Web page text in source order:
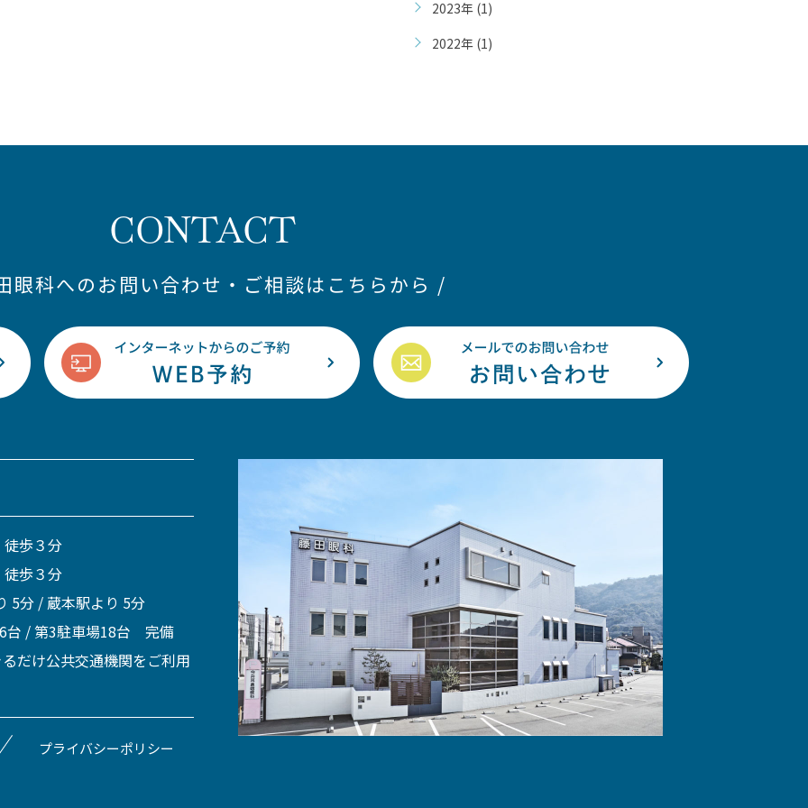
2023年 (1)
2022年 (1)
CONTACT
眼科へのお問い合わせ・ご相談はこちらから /
歩３分
歩３分
5分 / 蔵本駅より 5分
台 / 第3駐車場18台 完備
だけ公共交通機関をご利用
プライバシーポリシー